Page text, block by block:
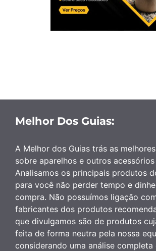
Melhor Dos Guias:
A Melhor dos Guias trás as
sobre aparelhos e outros
Analisamos os principais produtos
para você não perder tempo e
compra. Não possuímos ligação
fabricantes dos produtos
que divulgamos são de produtos
feita de forma neutra pela nossa
considerando uma análise completa